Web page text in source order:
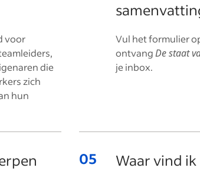
voor
die
zich
hun
Vul het formulier
ontvangDe staat
je inbox.
Waar vind ik